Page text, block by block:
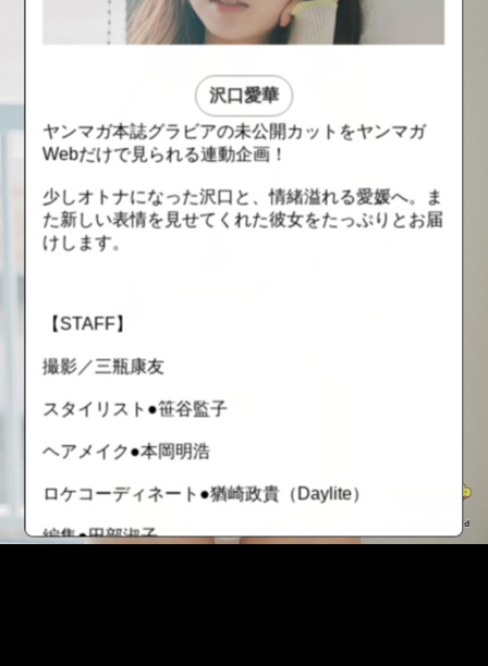
沢口愛華
ヤンマガ本誌グラビアの未公開カットをヤンマガ
Webだけで見られる連動企画！
少しオトナになった沢口と、情緒溢れる愛媛へ。ま
た新しい表情を見せてくれた彼女をたっぷりとお届
けします。
【STAFF】
撮影／三瓶康友
スタイリスト●笹谷監子
ヘアメイク●本岡明浩
ロケコーディネート●猶崎政貴（Daylite）
編集●田部淑子
::fzkqzrz.oi